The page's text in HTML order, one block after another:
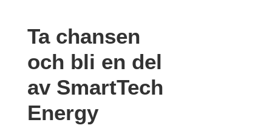
Ta chansen
och bli en del
av SmartTech
Energy